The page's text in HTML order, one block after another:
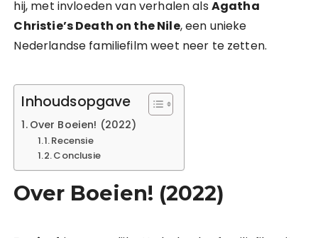
hij, met invloeden van verhalen als Agatha
Christie’s Death on the Nile, een unieke
Nederlandse familiefilm weet neer te zetten.
Inhoudsopgave
Over Boeien! (2022)
Recensie
Conclusie
Over Boeien! (2022)